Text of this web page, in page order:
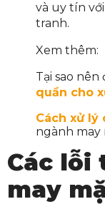
và uy tín
tranh.
Xem thêm:
Tại sao
quần cho
Cách xử lý
ngành may
Các lỗi
may